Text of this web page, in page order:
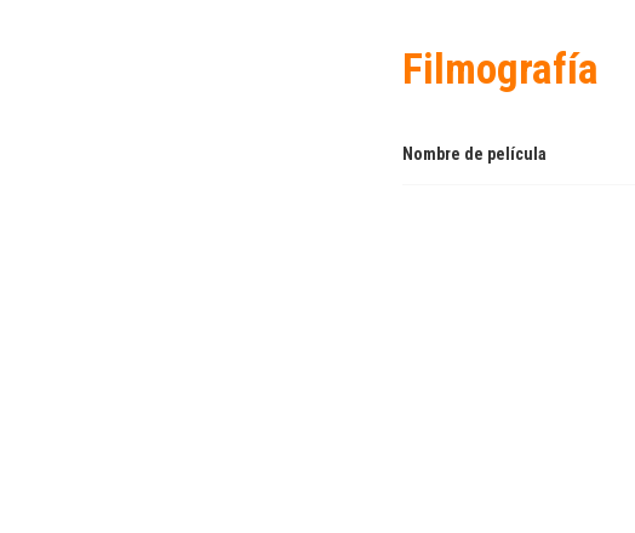
Filmografía
Nombre de película